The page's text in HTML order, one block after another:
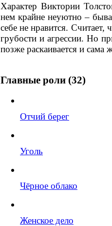
Характер Виктории
нем крайне неуютно –
себе не нравится. Считает,
грубости и агрессии. Но
позже раскаивается и сама
Главные роли (32)
Отчий берег
Уголь
Чёрное облако
Женское дело